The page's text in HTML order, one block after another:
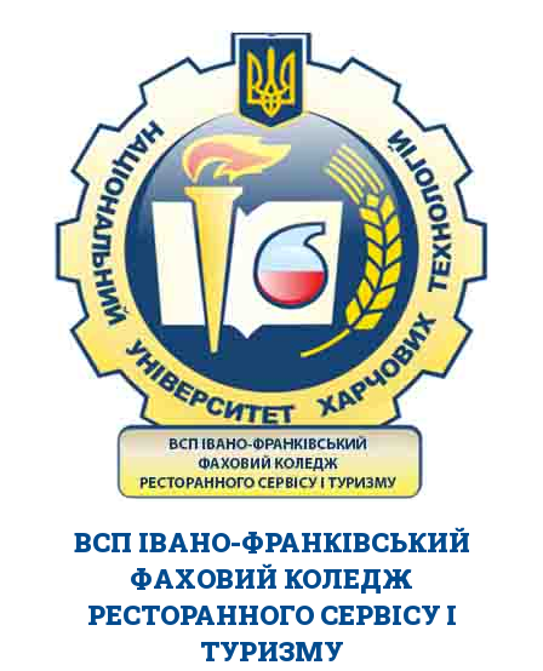
ВСП ІВАНО-ФРАНКІВСЬКИЙ
ФАХОВИЙ КОЛЕДЖ
РЕСТОРАННОГО СЕРВІСУ І
ТУРИЗМУ